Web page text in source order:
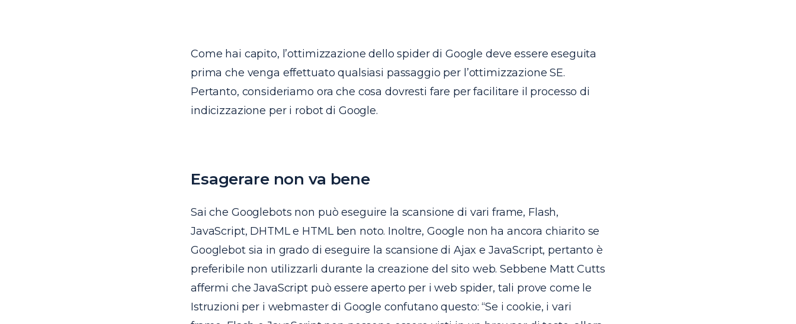
Come hai capito, l’ottimizzazione dello spider di Google deve essere eseguita
prima che venga effettuato qualsiasi passaggio per l’ottimizzazione SE.
Pertanto, consideriamo ora che cosa dovresti fare per facilitare il processo di
indicizzazione per i robot di Google.
Esagerare non va bene
Sai che Googlebots non può eseguire la scansione di vari frame, Flash,
JavaScript, DHTML e HTML ben noto. Inoltre, Google non ha ancora chiarito se
Googlebot sia in grado di eseguire la scansione di Ajax e JavaScript, pertanto è
preferibile non utilizzarli durante la creazione del sito web. Sebbene Matt Cutts
affermi che JavaScript può essere aperto per i web spider, tali prove come le
Istruzioni per i webmaster di Google confutano questo: “Se i cookie, i vari